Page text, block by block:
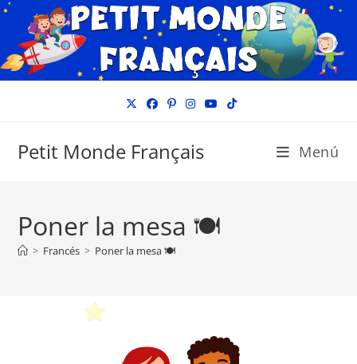
Petit Monde Français Menú
Poner la mesa 🍽️
> Francés > Poner la mesa 🍽️